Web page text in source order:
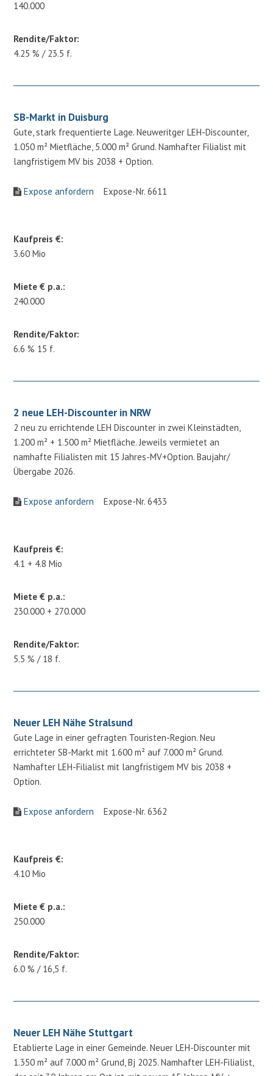
140.000
Rendite/Faktor:
4.25 % / 23.5 f.
SB-Markt in Duisburg
Gute, stark frequentierte Lage. Neuweritger LEH-Discounter,
1.050 m² Mietfläche, 5.000 m² Grund. Namhafter Filialist mit
langfristigem MV bis 2038 + Option.
Expose anfordern Expose-Nr. 6611
Kaufpreis €:
3.60 Mio
Miete € p.a.:
240.000
Rendite/Faktor:
6.6 % 15 f.
2 neue LEH-Discounter in NRW
2 neu zu errichtende LEH Discounter in zwei Kleinstädten,
1.200 m² + 1.500 m² Mietfläche. Jeweils vermietet an
namhafte Filialisten mit 15 Jahres-MV+Option. Baujahr/
Übergabe 2026.
Expose anfordern Expose-Nr. 6433
Kaufpreis €:
4.1 + 4.8 Mio
Miete € p.a.:
230.000 + 270.000
Rendite/Faktor:
5.5 % / 18 f.
Neuer LEH Nähe Stralsund
Gute Lage in einer gefragten Touristen-Region. Neu
errichteter SB-Markt mit 1.600 m² auf 7.000 m² Grund.
Namhafter LEH-Filialist mit langfristigem MV bis 2038 +
Option.
Expose anfordern Expose-Nr. 6362
Kaufpreis €:
4.10 Mio
Miete € p.a.:
250.000
Rendite/Faktor:
6.0 % / 16,5 f.
Neuer LEH Nähe Stuttgart
Etablierte Lage in einer Gemeinde. Neuer LEH-Discounter mit
1.350 m² auf 7.000 m² Grund, Bj 2025. Namhafter LEH-Filialist,